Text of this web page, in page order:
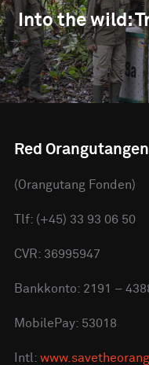
Into the wild:
Red Orangutangen
(Orangutang Fonden)
Tlf: (+45) 33 93 06 50
CVR: 36995947
Bankkonto: 2191 –
MobilePay: 53018
Intl: